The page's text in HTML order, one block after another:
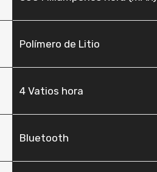
‎Polímero de Litio
‎4 Vatios hora
‎Bluetooth